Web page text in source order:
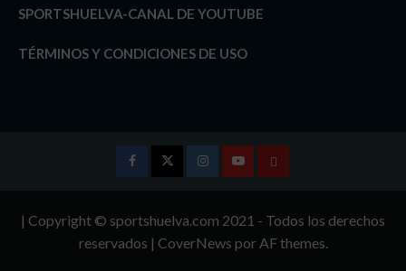
SPORTSHUELVA-CANAL DE YOUTUBE
TÉRMINOS Y CONDICIONES DE USO
InstagramYoutubeTÉRMINOS
CONDICIONES
| Copyright © sportshuelva.com 2021 - Todos los derechos
reservados | CoverNews por AF themes.